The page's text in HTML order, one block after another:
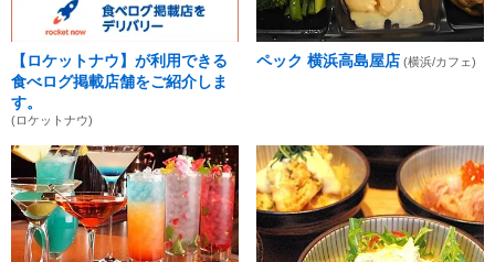
【ロケットナウ】が利用できる
食べログ掲載店舗をご紹介しま
す。
(ロケットナウ)
ペック 横浜高島屋店 (横浜/カフェ)